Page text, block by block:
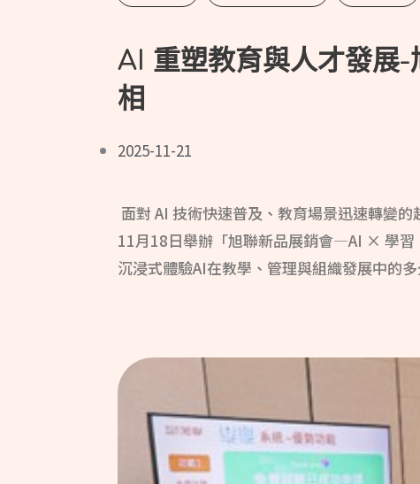
AI 重塑教育與人才發展
相
2025-11-21
面對 AI 技術快速普及、教育場景迅速轉變
11月18日舉辦「旭聯新品展銷會—AI × 學習
沉浸式體驗AI在教學、管理與組織發展中的